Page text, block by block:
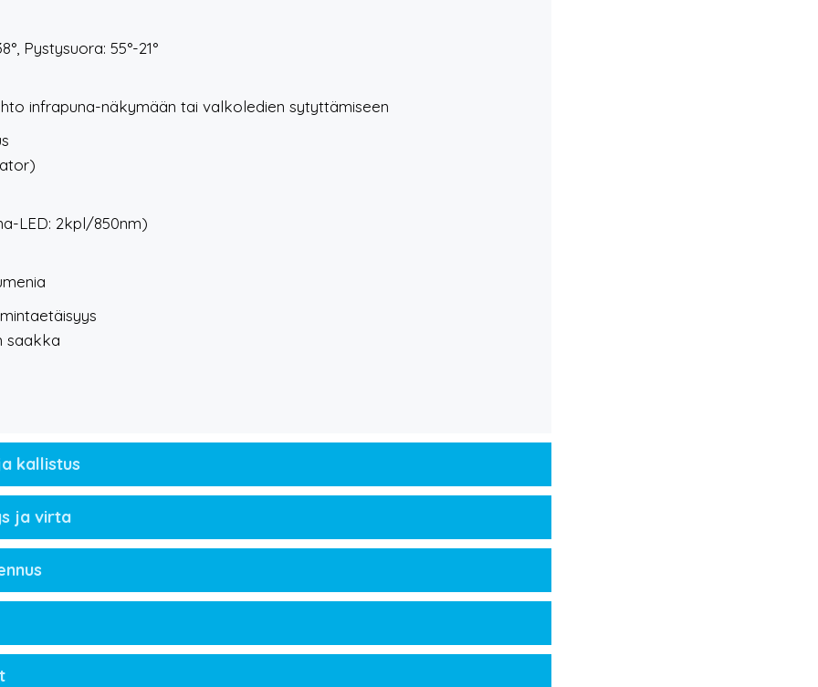
Pystysuora: 55°-21°
infrapuna-näkymään tai valkoledien sytyttämiseen
LED: 2kpl/850nm)
saakka
kallistus
ja virta